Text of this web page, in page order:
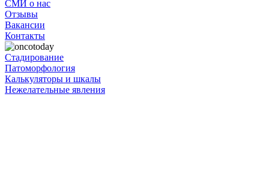
СМИ о нас
Отзывы
Вакансии
Контакты
Стадирование
Патоморфология
Калькуляторы и шкалы
Нежелательные явления